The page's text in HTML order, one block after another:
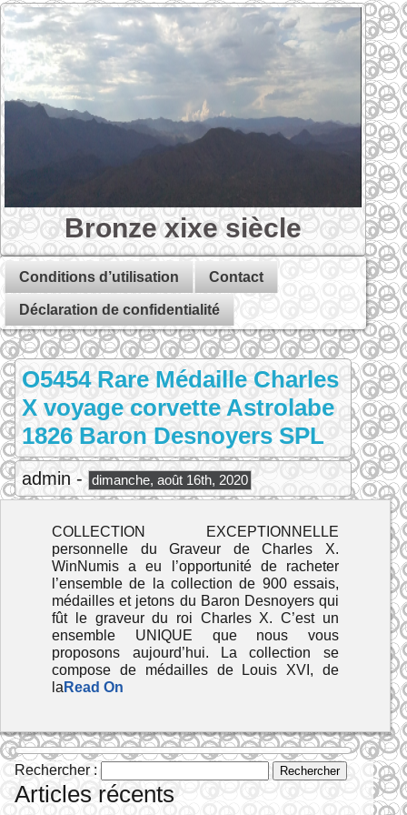
Bronze xixe siècle
Conditions d’utilisation Contact
Déclaration de confidentialité
O5454 Rare Médaille Charles
X voyage corvette Astrolabe
1826 Baron Desnoyers SPL
admin - dimanche, août 16th, 2020
COLLECTION EXCEPTIONNELLE
personnelle du Graveur de Charles X.
WinNumis a eu l’opportunité de racheter
l’ensemble de la collection de 900 essais,
médailles et jetons du Baron Desnoyers qui
fût le graveur du roi Charles X. C’est un
ensemble UNIQUE que nous vous
proposons aujourd’hui. La collection se
compose de médailles de Louis XVI, de
la Read On
Rechercher :
Articles récents